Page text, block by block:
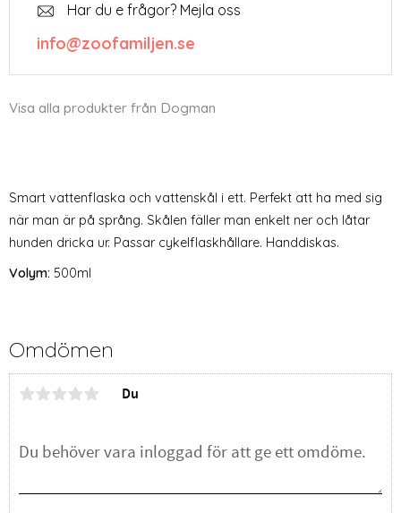
Har du e frågor? Mejla oss
info@zoofamiljen.se
Visa alla produkter från Dogman
Smart vattenflaska och vattenskål i ett. Perfekt att ha med sig
när man är på språng. Skålen fäller man enkelt ner och låtar
hunden dricka ur. Passar cykelflaskhållare. Handdiskas.
Volym: 500ml
Omdömen
Du